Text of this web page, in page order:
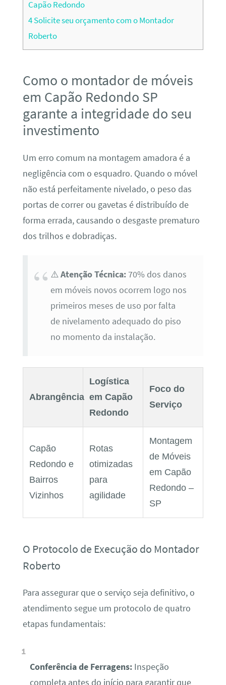
Capão Redondo
4Solicite seu orçamento com o Montador
Roberto
Como o montador de móveis
em Capão Redondo SP
garante a integridade do seu
investimento
Um erro comum na montagem amadora é a
negligência com o esquadro. Quando o móvel
não está perfeitamente nivelado, o peso das
portas de correr ou gavetas é distribuído de
forma errada, causando o desgaste prematuro
dos trilhos e dobradiças.
⚠️Atenção Técnica:70% dos danos
em móveis novos ocorrem logo nos
primeiros meses de uso por falta
de nivelamento adequado do piso
no momento da instalação.
Abrangência
Logística
em Capão
Redondo
Foco do
Serviço
Capão
Redondo e
Bairros
Vizinhos
Rotas
otimizadas
para
agilidade
Montagem
de Móveis
em Capão
Redondo –
SP
O Protocolo de Execução do Montador
Roberto
Para assegurar que o serviço seja definitivo, o
atendimento segue um protocolo de quatro
etapas fundamentais:
Conferência de Ferragens:Inspeção
completa antes do início para garantir que